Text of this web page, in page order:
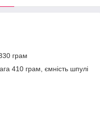
грам
410 грам, ємність шпулі